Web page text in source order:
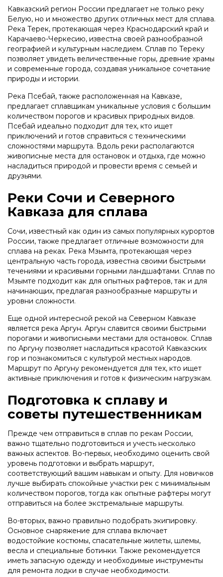
Кавказский регион России предлагает не только реку
Белую, но и множество других отличных мест для сплава.
Река Терек, протекающая через Краснодарский край и
Карачаево-Черкесию, известна своей разнообразной
географией и культурным наследием. Сплав по Тереку
позволяет увидеть величественные горы, древние храмы
и современные города, создавая уникальное сочетание
природы и истории.
Река Псебай, также расположенная на Кавказе,
предлагает сплавщикам уникальные условия с большим
количеством порогов и красивых природных видов.
Псебай идеально подходит для тех, кто ищет
приключений и готов справиться с техническими
сложностями маршрута. Вдоль реки располагаются
живописные места для остановок и отдыха, где можно
насладиться природой и провести время с семьей и
друзьями.
Реки Сочи и Северного
Кавказа для сплава
Сочи, известный как один из самых популярных курортов
России, также предлагает отличные возможности для
сплава на реках. Река Мзымта, протекающая через
центральную часть города, известна своими быстрыми
течениями и красивыми горными ландшафтами. Сплав по
Мзымте подходит как для опытных рафтеров, так и для
начинающих, предлагая разнообразные маршруты и
уровни сложности.
Еще одной интересной рекой на Северном Кавказе
является река Аргун. Аргун славится своими быстрыми
порогами и живописными местами для остановок. Сплав
по Аргуну позволяет насладиться красотой Кавказских
гор и познакомиться с культурой местных народов.
Маршрут по Аргуну рекомендуется для тех, кто ищет
активные приключения и готов к физическим нагрузкам.
Подготовка к сплаву и
советы путешественникам
Прежде чем отправиться в сплав по рекам России,
важно тщательно подготовиться и учесть несколько
важных аспектов. Во-первых, необходимо оценить свой
уровень подготовки и выбрать маршрут,
соответствующий вашим навыкам и опыту. Для новичков
лучше выбирать спокойные участки рек с минимальным
количеством порогов, тогда как опытные рафтеры могут
отправиться на более экстремальные маршруты.
Во-вторых, важно правильно подобрать экипировку.
Основное снаряжение для сплава включает
водостойкие костюмы, спасательные жилеты, шлемы,
весла и специальные ботинки. Также рекомендуется
иметь запасную одежду и необходимые инструменты
для ремонта лодки в случае необходимости.